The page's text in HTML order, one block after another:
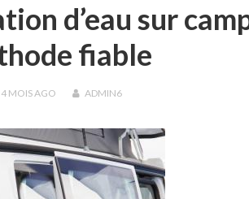
d’eau sur
fiable
4 MOISAGO ADMIN6